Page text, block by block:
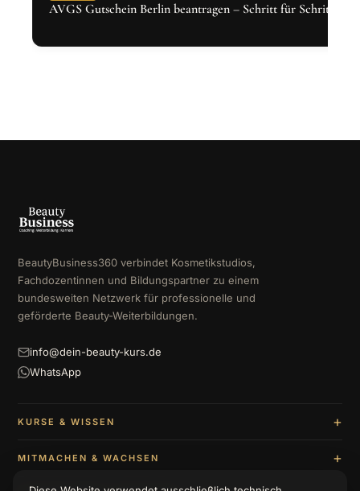
AVGS Gutschein Berlin beantragen – Schritt für Schritt 2026
BeautyBusiness360 verbindet Kosmetikstudios,
Fachdozentinnen und Bildungspartner zu einem
bundesweiten Netzwerk für professionelle und
geförderte Beauty-Weiterbildungen.
info@dein-beauty-kurs.de
WhatsApp
KURSE & WISSEN
MITMACHEN & WACHSEN